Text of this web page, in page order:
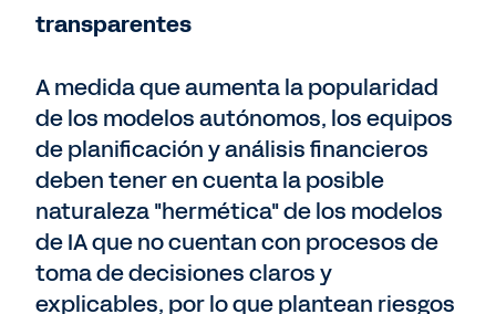
transparentes
A medida que aumenta la popularidad
de los modelos autónomos, los equipos
de planificación y análisis financieros
deben tener en cuenta la posible
naturaleza "hermética" de los modelos
de IA que no cuentan con procesos de
toma de decisiones claros y
explicables, por lo que plantean riesgos